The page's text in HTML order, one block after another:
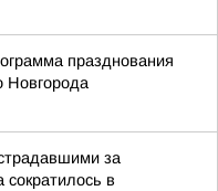
празднования
Новгорода
за
сократилось в